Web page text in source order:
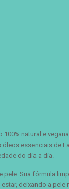
natural e
essenciais de
do dia a dia.
Sua fórmula
deixando a pele